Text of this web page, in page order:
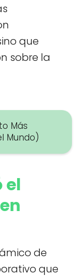
que
sobre la
Más
Mundo)
el
de
que